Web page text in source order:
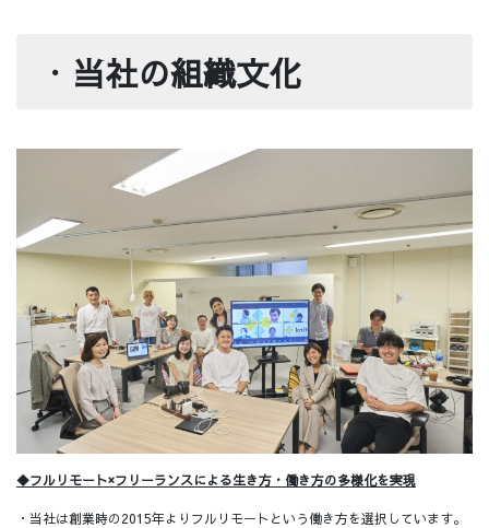
・ 当社の組織文化
◆フルリモート×フリーランスによる生き方・働き方の多様化を実現
・当社は創業時の2015年よりフルリモートという働き方を選択しています。